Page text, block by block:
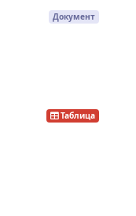
Документ
Таблица